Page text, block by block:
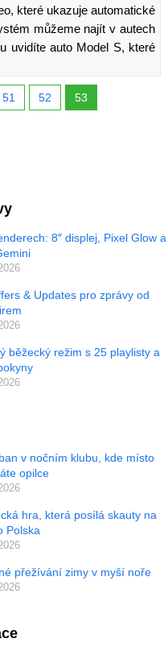
které ukazuje automatické
můžeme najít v autech
uvidíte auto Model S, které
51 52 53
8″ displej, Pixel Glow a
& Updates pro zprávy od
běžecký režim s 25 playlisty a
v nočním klubu, kde místo
opilce
hra, která posílá skauty na
Polska
přežívání zimy v myší noře